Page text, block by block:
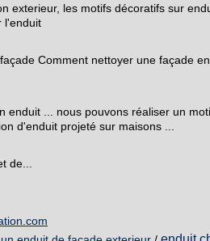
exterieur, les motifs décoratifs sur
l'enduit
Comment nettoyer une façade
enduit ... nous pouvons réaliser un
d'enduit projeté sur maisons ...
de...